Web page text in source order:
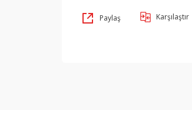
Paylaş Karşılaştır